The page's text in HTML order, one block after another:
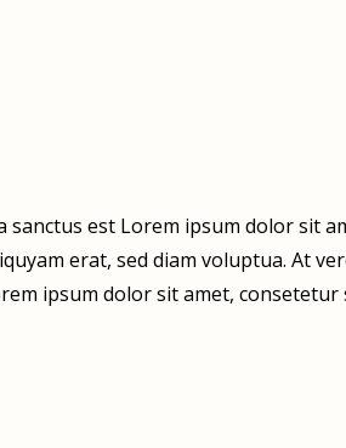
est Lorem ipsum dolor sit
erat, sed diam voluptua. At
ipsum dolor sit amet, consetetur